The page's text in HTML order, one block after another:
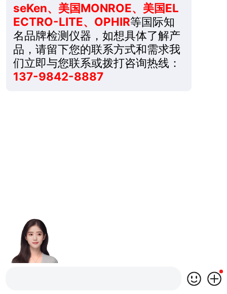
seKen、美国MONROE、美国EL
ECTRO-LITE、OPHIR等国际知
名品牌检测仪器，如想具体了解产
品，请留下您的联系方式和需求我
们立即与您联系或拨打咨询热线：
137-9842-8887